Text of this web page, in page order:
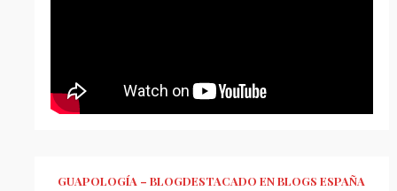
GUAPOLOGÍA – BLOGDESTACADO EN BLOGS ESPAÑA